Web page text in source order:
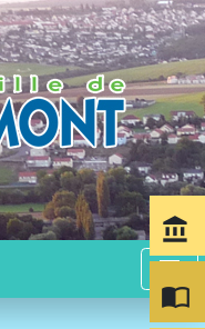
menu
account_balance
import_contacts